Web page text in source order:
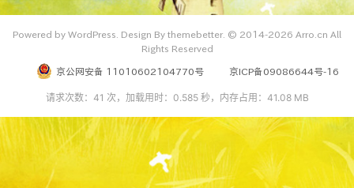
Powered by WordPress. Design By themebetter. © 2014-2026 Arro.cn All
Rights Reserved
京公网安备 11010602104770号 京ICP备09086644号-16
请求次数：41 次，加载用时：0.585 秒，内存占用：41.08 MB